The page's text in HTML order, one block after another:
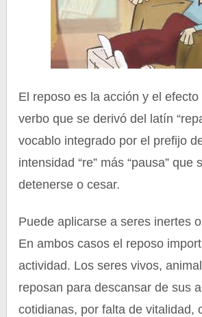
El reposo es la acción y el efecto
verbo que se derivó del latín
vocablo integrado por el prefijo
intensidad “re” más “pausa” que
detenerse o cesar.
Puede aplicarse a seres inertes
En ambos casos el reposo
actividad. Los seres vivos,
reposan para descansar de sus
cotidianas, por falta de vitalidad,